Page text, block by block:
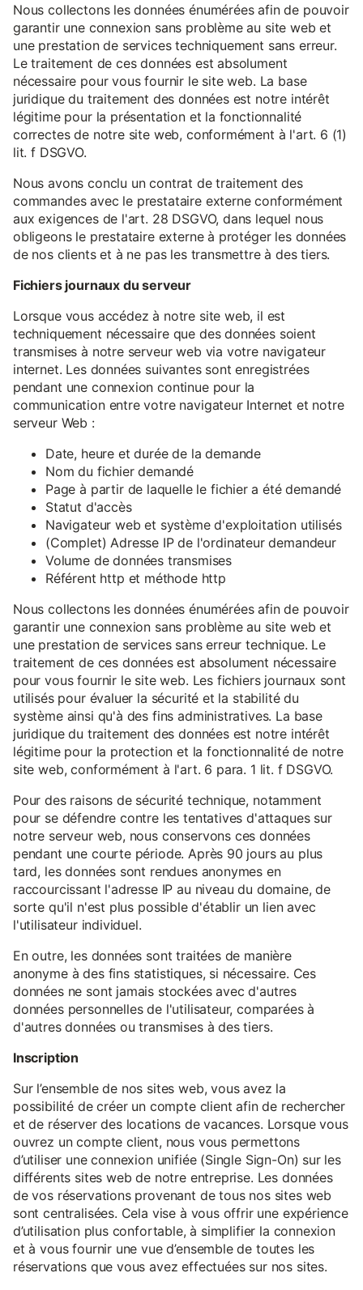
Nous collectons les données énumérées afin de pouvoir
garantir une connexion sans problème au site web et
une prestation de services techniquement sans erreur.
Le traitement de ces données est absolument
nécessaire pour vous fournir le site web. La base
juridique du traitement des données est notre intérêt
légitime pour la présentation et la fonctionnalité
correctes de notre site web, conformément à l'art. 6 (1)
lit. f DSGVO.
Nous avons conclu un contrat de traitement des
commandes avec le prestataire externe conformément
aux exigences de l'art. 28 DSGVO, dans lequel nous
obligeons le prestataire externe à protéger les données
de nos clients et à ne pas les transmettre à des tiers.
Fichiers journaux du serveur
Lorsque vous accédez à notre site web, il est
techniquement nécessaire que des données soient
transmises à notre serveur web via votre navigateur
internet. Les données suivantes sont enregistrées
pendant une connexion continue pour la
communication entre votre navigateur Internet et notre
serveur Web :
Date, heure et durée de la demande
Nom du fichier demandé
Page à partir de laquelle le fichier a été demandé
Statut d'accès
Navigateur web et système d'exploitation utilisés
(Complet) Adresse IP de l'ordinateur demandeur
Volume de données transmises
Référent http et méthode http
Nous collectons les données énumérées afin de pouvoir
garantir une connexion sans problème au site web et
une prestation de services sans erreur technique. Le
traitement de ces données est absolument nécessaire
pour vous fournir le site web. Les fichiers journaux sont
utilisés pour évaluer la sécurité et la stabilité du
système ainsi qu'à des fins administratives. La base
juridique du traitement des données est notre intérêt
légitime pour la protection et la fonctionnalité de notre
site web, conformément à l'art. 6 para. 1 lit. f DSGVO.
Pour des raisons de sécurité technique, notamment
pour se défendre contre les tentatives d'attaques sur
notre serveur web, nous conservons ces données
pendant une courte période. Après 90 jours au plus
tard, les données sont rendues anonymes en
raccourcissant l'adresse IP au niveau du domaine, de
sorte qu'il n'est plus possible d'établir un lien avec
l'utilisateur individuel.
En outre, les données sont traitées de manière
anonyme à des fins statistiques, si nécessaire. Ces
données ne sont jamais stockées avec d'autres
données personnelles de l'utilisateur, comparées à
d'autres données ou transmises à des tiers.
Inscription
Sur l’ensemble de nos sites web, vous avez la
possibilité de créer un compte client afin de rechercher
et de réserver des locations de vacances. Lorsque vous
ouvrez un compte client, nous vous permettons
d’utiliser une connexion unifiée (Single Sign-On) sur les
différents sites web de notre entreprise. Les données
de vos réservations provenant de tous nos sites web
sont centralisées. Cela vise à vous offrir une expérience
d’utilisation plus confortable, à simplifier la connexion
et à vous fournir une vue d’ensemble de toutes les
réservations que vous avez effectuées sur nos sites.